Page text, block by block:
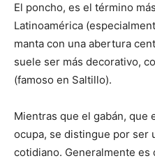
El poncho, es el término
Latinoamérica
manta con una abertura
suele ser más decorativo,
(famoso en Saltillo).
Mientras que el gabán, que
ocupa, se distingue por ser
cotidiano. Generalmente es